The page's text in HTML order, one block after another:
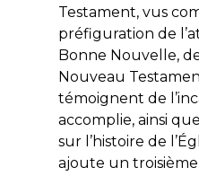
Testament, vus
préfiguration de
Bonne Nouvelle,
Nouveau
témoignent de
accomplie, ainsi
sur l’histoire de
ajoute un